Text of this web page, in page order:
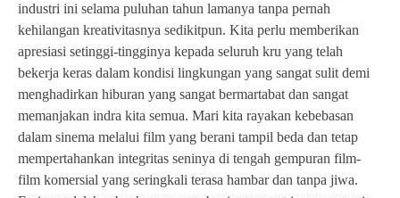
industri ini selama puluhan tahun lamanya tanpa pernah
kehilangan kreativitasnya sedikitpun. Kita perlu memberikan
apresiasi setinggi-tingginya kepada seluruh kru yang telah
bekerja keras dalam kondisi lingkungan yang sangat sulit demi
menghadirkan hiburan yang sangat bermartabat dan sangat
memanjakan indra kita semua. Mari kita rayakan kebebasan
dalam sinema melalui film yang berani tampil beda dan tetap
mempertahankan integritas seninya di tengah gempuran film-
film komersial yang seringkali terasa hambar dan tanpa jiwa.